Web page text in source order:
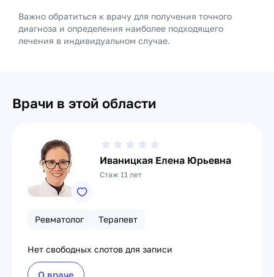
Важно обратиться к врачу для получения точного
диагноза и определения наиболее подходящего
лечения в индивидуальном случае.
Врачи в этой области
Иваницкая Елена Юрьевна
Стаж 11 лет
Ревматолог Терапевт
Нет свободных слотов для записи
О враче